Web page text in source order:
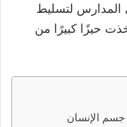
المدارس لتسليط
حيزًا كبيرًا من
جسم الإنسان